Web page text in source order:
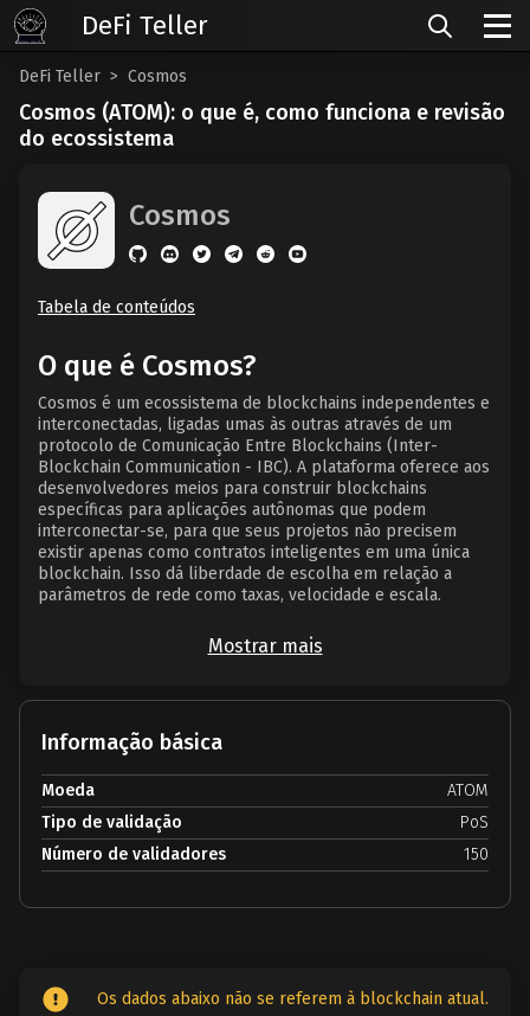
DeFi Teller Cosmos
Cosmos (ATOM): o que é, como funciona e revisão
do ecossistema
Cosmos
Tabela de conteúdos
O que é Cosmos?
Cosmos é um ecossistema de blockchains independentes e
interconectadas, ligadas umas às outras através de um
protocolo de Comunicação Entre Blockchains (Inter-
Blockchain Communication - IBC). A plataforma oferece aos
desenvolvedores meios para construir blockchains
específicas para aplicações autônomas que podem
interconectar-se, para que seus projetos não precisem
existir apenas como contratos inteligentes em uma única
blockchain. Isso dá liberdade de escolha em relação a
parâmetros de rede como taxas, velocidade e escala.
Mostrar mais
Informação básica
Moeda
ATOM
Tipo de validação
PoS
Número de validadores
150
Os dados abaixo não se referem à blockchain atual.
DeFi Teller